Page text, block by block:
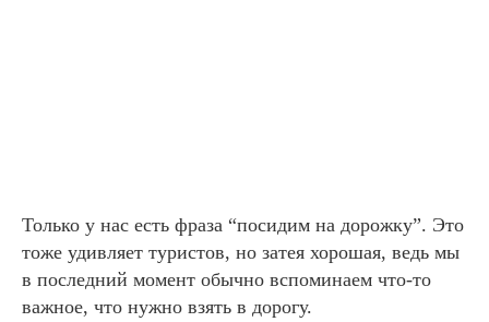
Только у нас есть фраза “посидим на дорожку”. Это
тоже удивляет туристов, но затея хорошая, ведь мы
в последний момент обычно вспоминаем что-то
важное, что нужно взять в дорогу.